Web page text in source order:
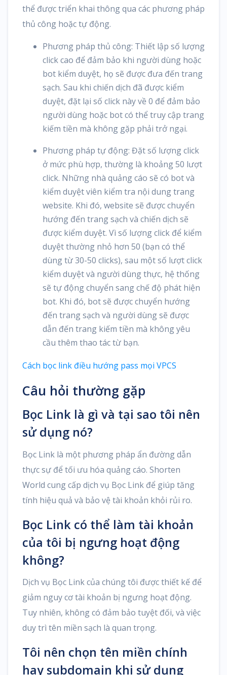
thể được triển khai thông qua các phương pháp
thủ công hoặc tự động.
Phương pháp thủ công: Thiết lập số lượng
click cao để đảm bảo khi người dùng hoặc
bot kiểm duyệt, họ sẽ được đưa đến trang
sạch. Sau khi chiến dịch đã được kiểm
duyệt, đặt lại số click này về 0 để đảm bảo
người dùng hoặc bot có thể truy cập trang
kiếm tiền mà không gặp phải trở ngại.
Phương pháp tự động: Đặt số lượng click
ở mức phù hợp, thường là khoảng 50 lượt
click. Những nhà quảng cáo sẽ có bot và
kiểm duyệt viên kiểm tra nội dung trang
website. Khi đó, website sẽ được chuyển
hướng đến trang sạch và chiến dịch sẽ
được kiểm duyệt. Vì số lượng click để kiểm
duyệt thường nhỏ hơn 50 (bạn có thể
dùng từ 30-50 clicks), sau một số lượt click
kiểm duyệt và người dùng thực, hệ thống
sẽ tự động chuyển sang chế độ phát hiện
bot. Khi đó, bot sẽ được chuyển hướng
đến trang sạch và người dùng sẽ được
dẫn đến trang kiếm tiền mà không yêu
cầu thêm thao tác từ bạn.
Cách bọc link điều hướng pass mọi VPCS
Câu hỏi thường gặp
Bọc Link là gì và tại sao tôi nên
sử dụng nó?
Bọc Link là một phương pháp ẩn đường dẫn
thực sự để tối ưu hóa quảng cáo. Shorten
World cung cấp dịch vụ Bọc Link để giúp tăng
tính hiệu quả và bảo vệ tài khoản khỏi rủi ro.
Bọc Link có thể làm tài khoản
của tôi bị ngưng hoạt động
không?
Dịch vụ Bọc Link của chúng tôi được thiết kế để
giảm nguy cơ tài khoản bị ngưng hoạt động.
Tuy nhiên, không có đảm bảo tuyệt đối, và việc
duy trì tên miền sạch là quan trọng.
Tôi nên chọn tên miền chính
hay subdomain khi sử dụng